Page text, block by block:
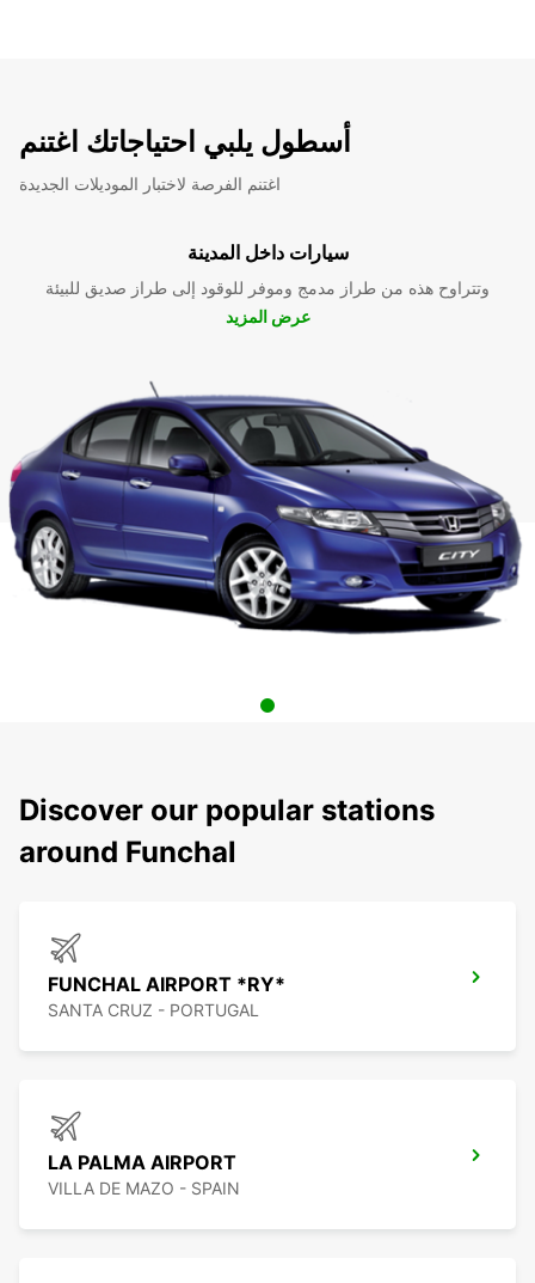
أسطول يلبي احتياجاتك اغتنم
اغتنم الفرصة لاختبار الموديلات الجديدة
سيارات داخل المدينة
وتتراوح هذه من طراز مدمج وموفر للوقود إلى طراز صديق للبيئة
عرض المزيد
Discover our popular stations
around Funchal
FUNCHAL AIRPORT *RY*
SANTA CRUZ - PORTUGAL
LA PALMA AIRPORT
VILLA DE MAZO - SPAIN